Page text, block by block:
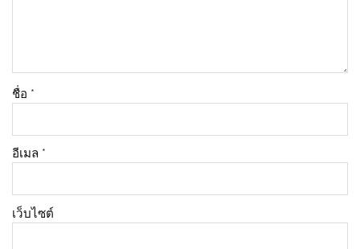
ชื่อ *
อีเมล *
เว็บไซต์